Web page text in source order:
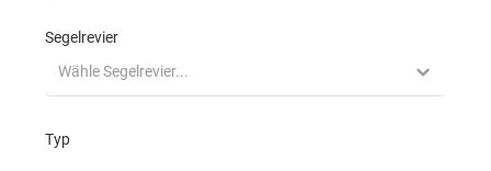
der Türkei
Segelreviere